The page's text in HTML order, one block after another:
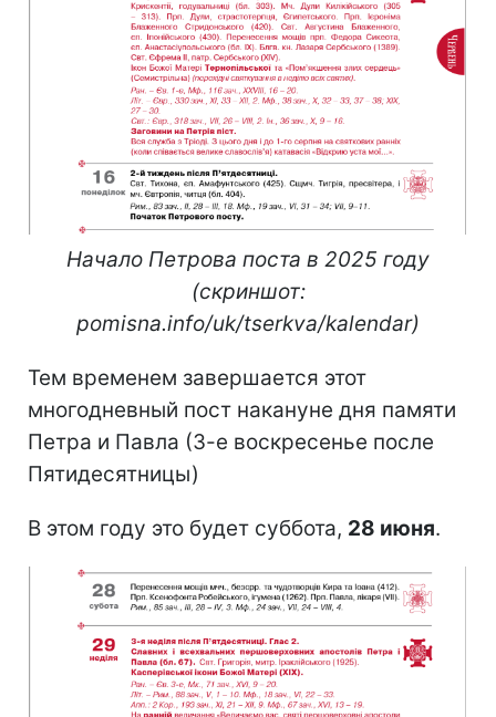
Начало Петрова поста в 2025 году
(скриншот:
pomisna.info/uk/tserkva/kalendar)
Тем временем завершается этот
многодневный пост накануне дня памяти
Петра и Павла (3-е воскресенье после
Пятидесятницы)
В этом году это будет суббота, 28 июня.